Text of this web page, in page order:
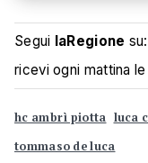
Segui laRegione
ricevi ogni mattina
hc ambrì piotta luca
tommaso de luca